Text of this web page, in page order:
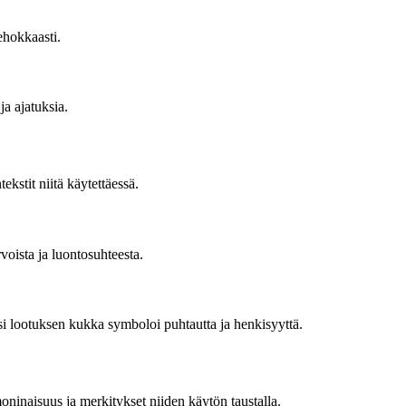
ajatuksia.
niitä käytettäessä.
ja luontosuhteesta.
lootuksen kukka symboloi puhtautta ja henkisyyttä.
ja merkitykset niiden käytön taustalla.